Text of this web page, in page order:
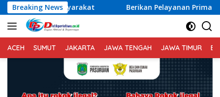
Langsung
ke
konten
Breaking News
Berikan Pelayanan Prima kepada Masyarakat, Sat
ACEH SUMUT JAKARTA JAWA TENGAH JAWA TIMUR